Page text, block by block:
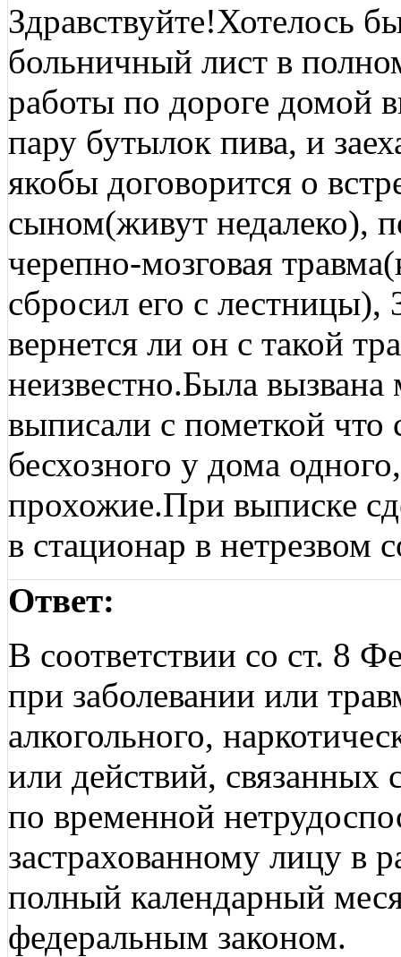
Здравствуйте!Хотелось
больничный лист в
работы по дороге домой
пару бутылок пива, и
якобы договорится о
сыном(живут недалеко),
черепно-мозговая
сбросил его с лестницы),
вернется ли он с такой
неизвестно.Была
выписали с пометкой что
бесхозного у дома
прохожие.При выписке
в стационар в нетрезвом
Ответ:
В соответствии со ст. 8
при заболевании или
алкогольного,
или действий, связанных
по временной
застрахованному лицу в
полный календарный
федеральным законом.